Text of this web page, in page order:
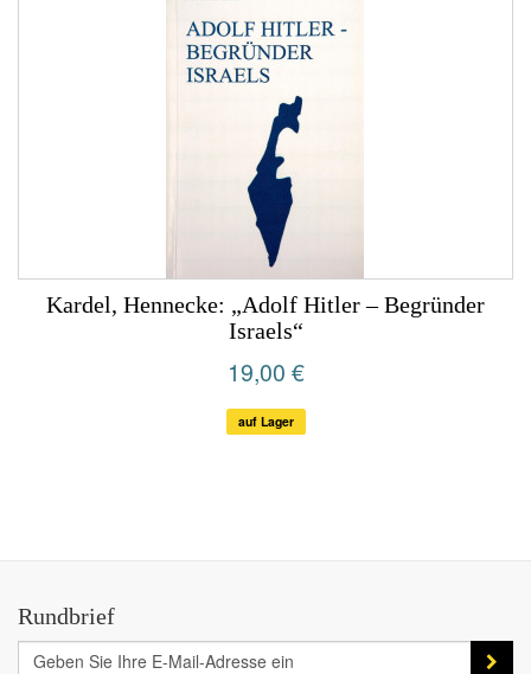
Kardel, Hennecke: „Adolf Hitler – Begründer
Israels“
19,00 €
auf Lager
Rundbrief